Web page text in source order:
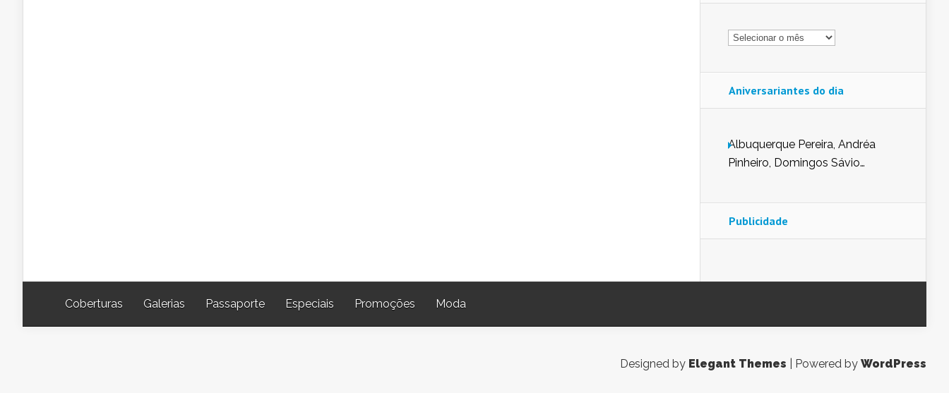
Arquivo
Aniversariantes do dia
Albuquerque Pereira, Andréa
Pinheiro, Domingos Sávio
Nunes de Sena, Fátima Peixoto,
Glória Pereira, Kátia Mesel,
Publicidade
Coberturas Galerias Passaporte Especiais Promoções Moda
Designed by Elegant Themes | Powered by WordPress